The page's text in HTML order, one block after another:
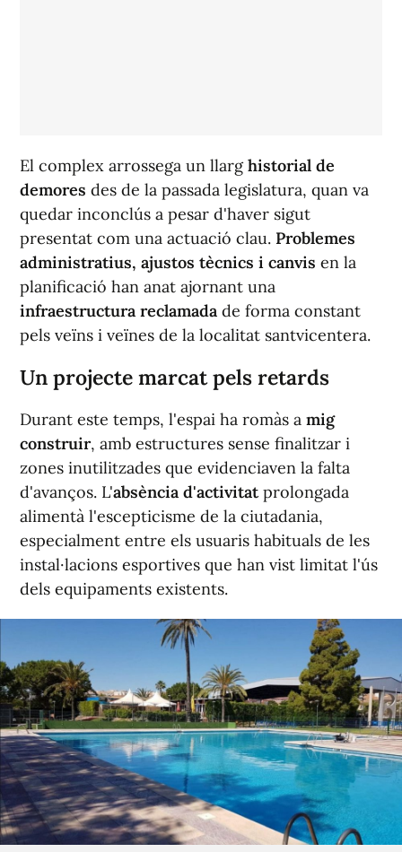
El complex arrossega un llarghistorial de
demores des de la passada legislatura, quan va
quedar inconclús a pesar d'haver sigut
presentat com una actuació clau. Problemes
administratius, ajustos tècnics i canvis en la
planificació han anat ajornant una
infraestructura reclamada de forma constant
pels veïns i veïnes de la localitat santvicentera.
Un projecte marcat pels retards
Durant este temps, l'espai ha romàs a mig
construir, amb estructures sense finalitzar i
zones inutilitzades que evidenciaven la falta
d'avanços. L'absència d'activitatprolongada
alimentà l'escepticisme de la ciutadania,
especialment entre els usuaris habituals de les
instal·lacions esportives que han vist limitat l'ús
dels equipaments existents.